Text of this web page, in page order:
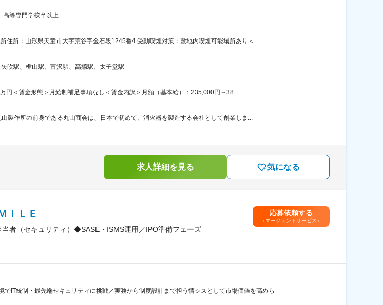
高等専門学校卒以上
住所：山形県天童市大字荒谷字金石段1245番4 受動喫煙対策：敷地内喫煙可能場所あり＜...
吹駅、楯山駅、富沢駅、高擶駅、太子堂駅
円＜賃金形態＞月給制補足事項なし＜賃金内訳＞月額（基本給）：235,000円～38...
製作所の前身である丸山商会は、日本で初めて、消火器を製造する会社として創業しま...
求人詳細を見る 気になる
ＩＬＥ
当者（セキュリティ）◆SASE・ISMS運用／IPO準備フェーズ
応募依頼する
（エージェントサービス）
でIT統制・最先端セキュリティに挑戦／実務から制度設計まで担う情シスとして市場価値を高めら